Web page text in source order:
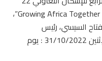
CCH، بعنوان ” معاً لتنمية إفريقيا – Growing Africa Together”،
السيسي، رئيس
الجمهورية، خلال الفترة من يوم الإثنين 31/10/2022 : يوم